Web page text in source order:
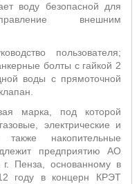
воду безопасной для
внешним
пользователя;
болты с гайкой 2
воды с прямоточной
марка, под которой
электрические и
накопительные
предприятию АО
Пенза, основанному в
году в концерн КРЭТ